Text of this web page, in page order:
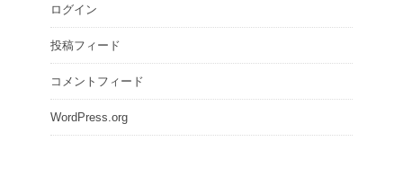
ログイン
投稿フィード
コメントフィード
WordPress.org